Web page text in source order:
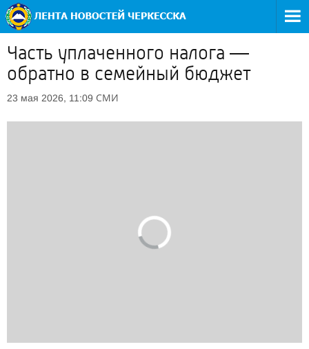
Часть уплаченного налога —
обратно в семейный бюджет
23 мая 2026, 11:09 СМИ